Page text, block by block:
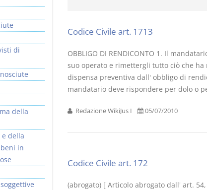
Codice Civile art. 1713
OBBLIGO DI RENDICONTO 1. Il
suo operato e rimettergli tutto ciò che ha
dispensa preventiva dall' obbligo di
mandatario deve rispondere per dolo o
Redazione WikiJus I 05/07/2010
Codice Civile art. 172
(abrogato) [ Articolo abrogato dall' art.
di
della
della
in
I Vincoli Preliminari
Versione ebook
€ 4,19
(iva incl.)
Usufrutto Uso e
Versione ebook
(iva incl.)